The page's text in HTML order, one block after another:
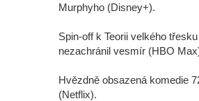
Murphyho (Disney+).
Spin-off k Teorii velkého
nezachránil vesmír (HBO
Hvězdně obsazená komedie
(Netflix).